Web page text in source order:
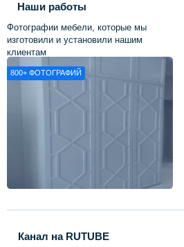
Наши работы
Фотографии мебели, которые мы
изготовили и установили нашим
клиентам
800+ ФОТОГРАФИЙ
Канал на RUTUBE